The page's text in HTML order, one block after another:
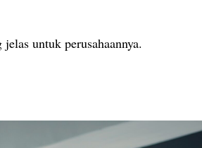
untuk perusahaannya.